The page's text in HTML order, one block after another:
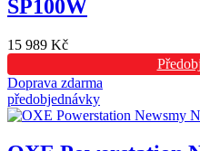
SP100W
15 989 Kč
Doprava zdarma
předobjednávky